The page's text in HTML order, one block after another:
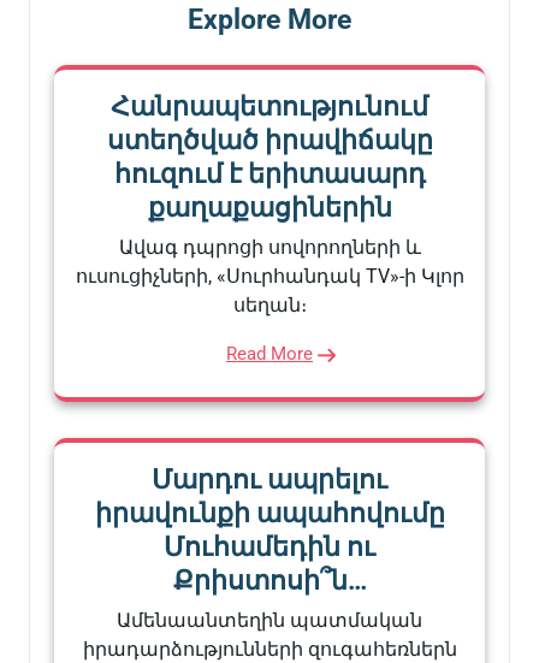
Explore More
Հանրապետությունում
ստեղծված իրավիճակը
հուզում է երիտասարդ
քաղաքացիներին
Ավագ դպրոցի սովորողների և
ուսուցիչների, «Սուրհանդակ TV»-ի Կլոր
սեղան։
Read More
Մարդու ապրելու
իրավունքի ապահովումը
Մուհամեդին ու
Քրիստոսի՞ն…
Ամենաանտեղին պատմական
իրադարձությունների զուգահեռներն